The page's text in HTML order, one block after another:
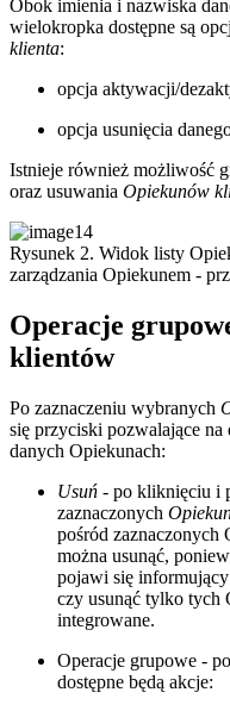
Obok imienia i nazwiska
wielokropka dostępne są
klienta:
opcja aktywacji/
opcja usunięcia
Istnieje również możliwość
oraz usuwania Opiekunów
Rysunek 2. Widok listy
zarządzania Opiekunem -
Operacje
klientów
Po zaznaczeniu wybranych
się przyciski pozwalające
danych Opiekunach:
Usuń - po kliknięciu i
zaznaczonych
pośród zaznaczonych
można usunąć,
pojawi się
czy usunąć tylko tych
integrowane.
Operacje grupowe -
dostępne będą akcje: